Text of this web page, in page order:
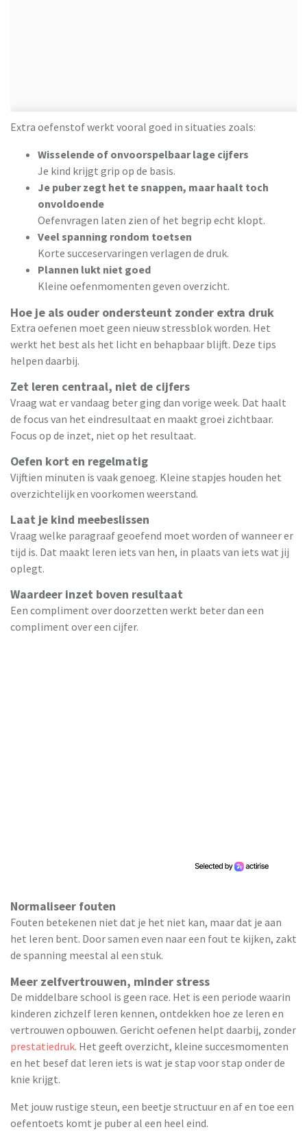
Extra oefenstof werkt vooral goed in situaties zoals:
Wisselende of onvoorspelbaar lage cijfers
Je kind krijgt grip op de basis.
Je puber zegt het te snappen, maar haalt toch
onvoldoende
Oefenvragen laten zien of het begrip echt klopt.
Veel spanning rondom toetsen
Korte succeservaringen verlagen de druk.
Plannen lukt niet goed
Kleine oefenmomenten geven overzicht.
Hoe je als ouder ondersteunt zonder extra druk
Extra oefenen moet geen nieuw stressblok worden. Het
werkt het best als het licht en behapbaar blijft. Deze tips
helpen daarbij.
Zet leren centraal, niet de cijfers
Vraag wat er vandaag beter ging dan vorige week. Dat haalt
de focus van het eindresultaat en maakt groei zichtbaar.
Focus op de inzet, niet op het resultaat.
Oefen kort en regelmatig
Vijftien minuten is vaak genoeg. Kleine stapjes houden het
overzichtelijk en voorkomen weerstand.
Laat je kind meebeslissen
Vraag welke paragraaf geoefend moet worden of wanneer er
tijd is. Dat maakt leren iets van hen, in plaats van iets wat jij
oplegt.
Waardeer inzet boven resultaat
Een compliment over doorzetten werkt beter dan een
compliment over een cijfer.
Normaliseer fouten
Fouten betekenen niet dat je het niet kan, maar dat je aan
het leren bent. Door samen even naar een fout te kijken, zakt
de spanning meestal al een stuk.
Meer zelfvertrouwen, minder stress
De middelbare school is geen race. Het is een periode waarin
kinderen zichzelf leren kennen, ontdekken hoe ze leren en
vertrouwen opbouwen. Gericht oefenen helpt daarbij, zonder
prestatiedruk. Het geeft overzicht, kleine succesmomenten
en het besef dat leren iets is wat je stap voor stap onder de
knie krijgt.
Met jouw rustige steun, een beetje structuur en af en toe een
oefentoets komt je puber al een heel eind.